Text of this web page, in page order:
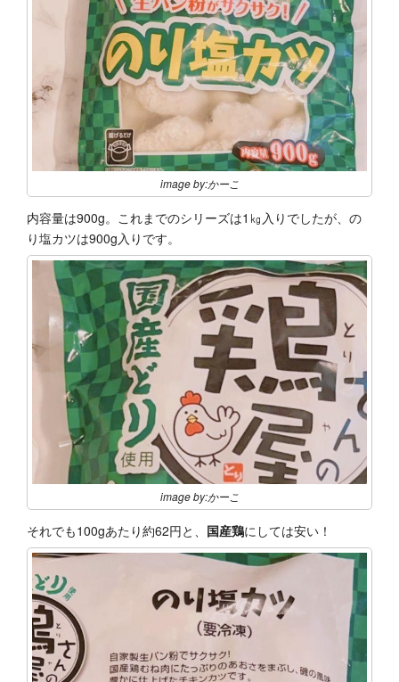
image by:かーこ
内容量は900g。これまでのシリーズは1㎏入りでしたが、の
り塩カツは900g入りです。
image by:かーこ
それでも100gあたり約62円と、 国産鶏にしては安い！